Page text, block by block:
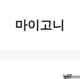
마이고니